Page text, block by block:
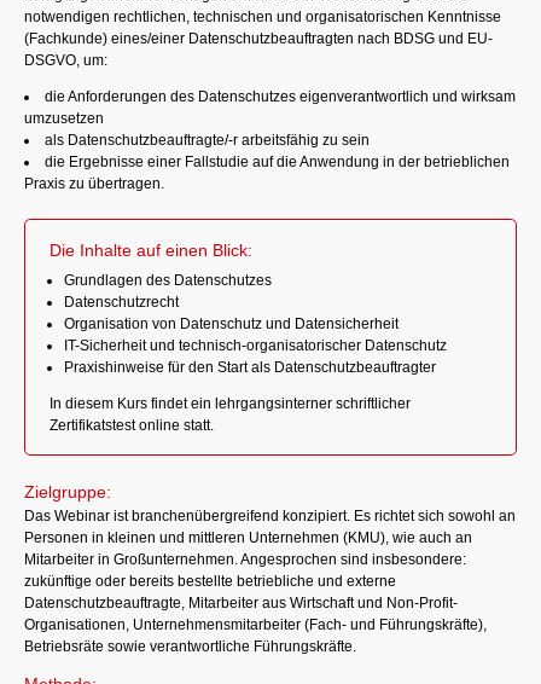
notwendigen rechtlichen, technischen und organisatorischen Kenntnisse
(Fachkunde) eines/einer Datenschutzbeauftragten nach BDSG und EU-
DSGVO, um:
die Anforderungen des Datenschutzes eigenverantwortlich und wirksam
umzusetzen
als Datenschutzbeauftragte/-r arbeitsfähig zu sein
die Ergebnisse einer Fallstudie auf die Anwendung in der betrieblichen
Praxis zu übertragen.
Die Inhalte auf einen Blick:
Grundlagen des Datenschutzes
Datenschutzrecht
Organisation von Datenschutz und Datensicherheit
IT-Sicherheit und technisch-organisatorischer Datenschutz
Praxishinweise für den Start als Datenschutzbeauftragter
In diesem Kurs findet ein lehrgangsinterner schriftlicher
Zertifikatstest online statt.
Zielgruppe:
Das Webinar ist branchenübergreifend konzipiert. Es richtet sich sowohl an
Personen in kleinen und mittleren Unternehmen (KMU), wie auch an
Mitarbeiter in Großunternehmen. Angesprochen sind insbesondere:
zukünftige oder bereits bestellte betriebliche und externe
Datenschutzbeauftragte, Mitarbeiter aus Wirtschaft und Non-Profit-
Organisationen, Unternehmensmitarbeiter (Fach- und Führungskräfte),
Betriebsräte sowie verantwortliche Führungskräfte.